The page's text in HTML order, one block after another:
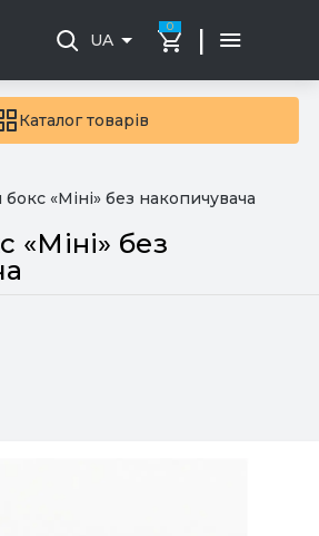
Каталог товарів
UA
0 |
«Міні» без накопичувача
«Міні» без